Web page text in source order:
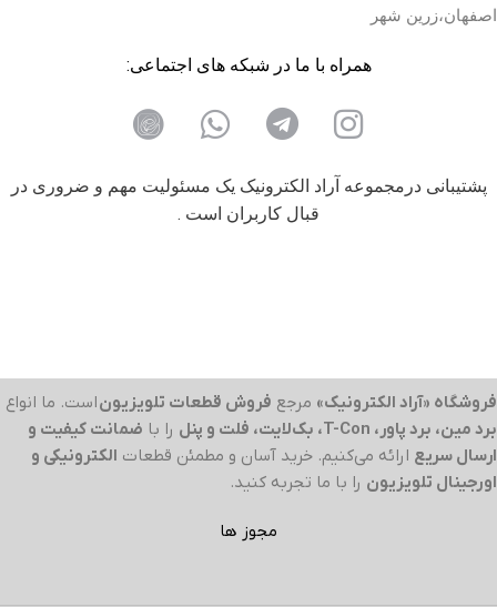
اصفهان،زرین شهر
همراه با ما در شبکه های اجتماعی:
پشتیبانی درمجموعه آراد الکترونیک یک مسئولیت مهم و ضروری در
قبال کاربران است .
فروشگاه «آراد الکترونیک» مرجع فروش قطعات تلویزیوناست. ما انواع
برد مین، برد پاور، T-Con، بک‌لایت، فلت و پنل
را با ضمانت کیفیت و
ارسال سریع ارائه می‌کنیم. خرید آسان و مطمئن قطعات الکترونیکی و
اورجینال تلویزیون را با ما تجربه کنید.
مجوز ها